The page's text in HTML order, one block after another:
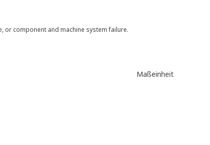
component and machine system failure.
Maßeinheit